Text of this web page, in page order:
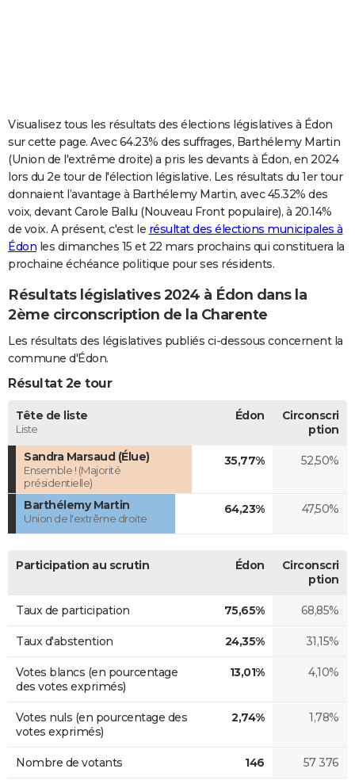
Carte de Noël
Carte Bonne année
Carte Saint-Valentin
Carte Pâques
Carte d'anniversaire
DICTIONNAIRE
Dictionnaire
Biographies
Citations
Expressions
Proverbes
PROGRAMME TV
COPAINS D'AVANT
S'inscrire
Se connecter
Lycées
Collèges
Primaires
Universités
Entreprises
Service militaire
Avis de recherche
AVIS DE DÉCÈS
Visualisez tous les résultats des élections législatives à Édon
sur cette page. Avec 64.23% des suffrages, Barthélemy Martin
(Union de l'extrême droite) a pris les devants à Édon, en 2024
lors du 2e tour de l'élection législative. Les résultats du 1er tour
donnaient l’avantage à Barthélemy Martin, avec 45.32% des
voix, devant Carole Ballu (Nouveau Front populaire), à 20.14%
de voix. A présent, c'est le résultat des élections municipales à
Édon les dimanches 15 et 22 mars prochains qui constituera la
prochaine échéance politique pour ses résidents.
Résultats législatives 2024 à Édon dans la
2ème circonscription de la Charente
Les résultats des législatives publiés ci-dessous concernent la
commune d'Édon.
Résultat 2e tour
Tête de liste
Liste
Édon
Circonscri
ption
Sandra Marsaud (Élue)
Ensemble ! (Majorité
présidentielle)
35,77% 52,50%
Barthélemy Martin
Union de l'extrême droite
64,23% 47,50%
Participation au scrutin Édon
Circonscri
ption
Taux de participation 75,65% 68,85%
Taux d'abstention 24,35% 31,15%
Votes blancs (en pourcentage
des votes exprimés)
13,01% 4,10%
Votes nuls (en pourcentage des
votes exprimés)
2,74% 1,78%
Nombre de votants 146 57 376